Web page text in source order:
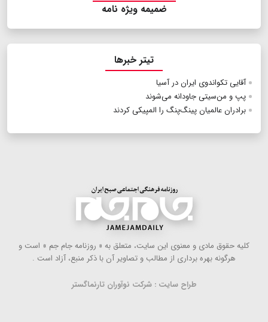
ضمیمه ویژه نامه
تیتر خبرها
آقایی تکواندوی ایران در آسیا
پپ و من‌سیتی جاودانه می‌شوند
برادران عالمیان پینگ‌پنگ را المپیکی کردند
كلیه حقوق مادی و معنوی این سایت، متعلق به « روزنامه جام جم » است و
هرگونه بهره ‌برداری از مطالب و تصاویر آن با ذكر منبع، آزاد است .
طراح سایت : شرکت نوآوران تارنماگستر